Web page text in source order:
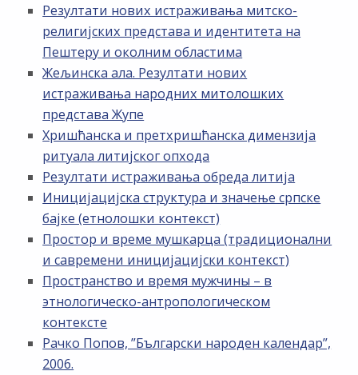
Резултати нових истраживања митско-
религијских представа и идентитета на
Пештеру и околним областима
Жељинска ала. Резултати нових
истраживања народних митолошких
представа Жупе
Хришћанска и претхришћанска димензија
ритуала литијског опхода
Резултати истраживања обреда литија
Иницијацијска структура и значење српске
бајке (етнолошки контекст)
Простор и време мушкарца (традиционални
и савремени иницијацијски контекст)
Пространство и время мужчины – в
этнологическо-антропологическом
контексте
Рачко Попов, ”Български народен календар”,
2006.